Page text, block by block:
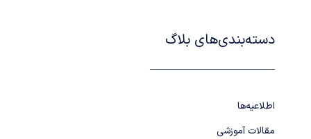
دسته‌بندی‌های بلاگ
اطلاعیه‌ها
مقالات آموزشی